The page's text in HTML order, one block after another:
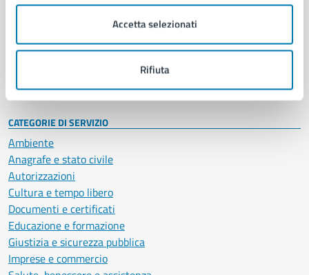
Accetta selezionati
Rifiuta
Enti e fondazioni
Personale amministrativo
Intranet, posta aziendale e protocollo
CATEGORIE DI SERVIZIO
Ambiente
Anagrafe e stato civile
Autorizzazioni
Cultura e tempo libero
Documenti e certificati
Educazione e formazione
Giustizia e sicurezza pubblica
Imprese e commercio